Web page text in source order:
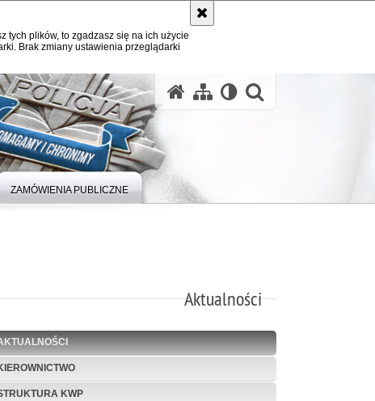
tych plików, to zgadzasz się na ich użycie
Brak zmiany ustawienia przeglądarki
ZAMÓWIENIA PUBLICZNE
Aktualności
KWP